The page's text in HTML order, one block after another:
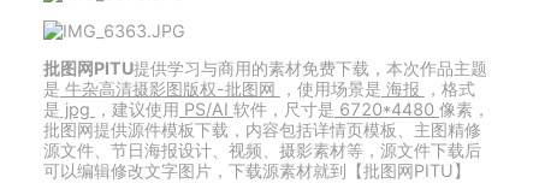
批图网PITU提供学习与商用的素材免费下载，本次作品主题
是 牛杂高清摄影图版权-批图网 ，使用场景是 海报
，格式
是 jpg ，建议使用 PS/AI 软件，尺寸是 6720*4480 像素，
批图网提供源件模板下载，内容包括详情页模板、主图精修
源文件、节日海报设计、视频、摄影素材等，源文件下载后
可以编辑修改文字图片，下载源素材就到【批图网PITU】